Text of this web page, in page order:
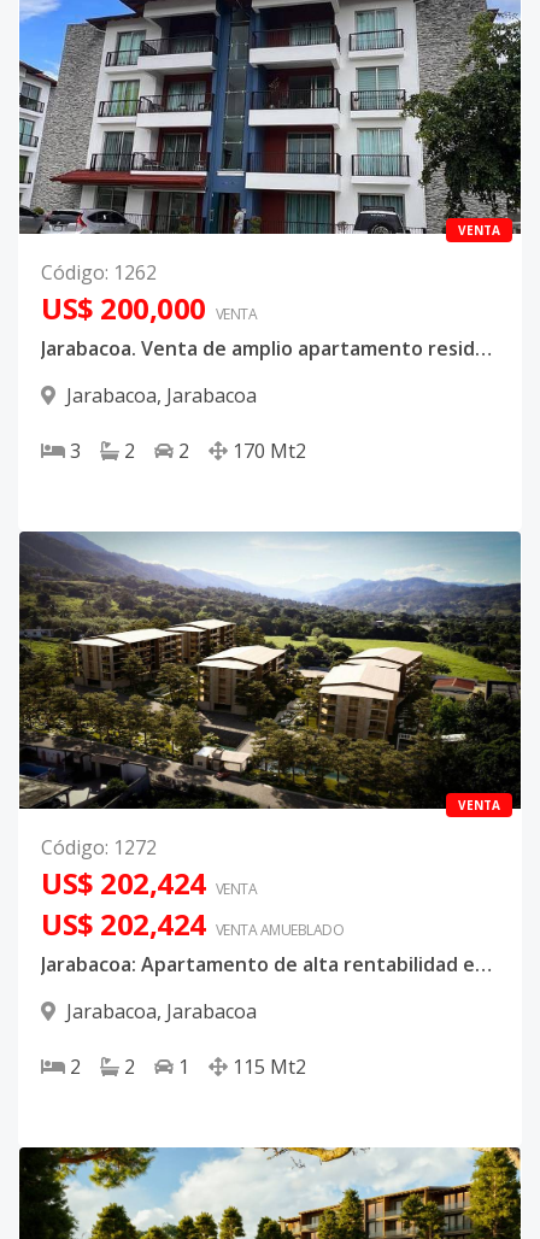
VENTA
Código: 1262
US$ 200,000 VENTA
Jarabacoa. Venta de amplio apartamento residencial Herencia Jarabacoa
Jarabacoa, Jarabacoa
3 2 2 170 Mt2
VENTA
Código: 1272
US$ 202,424 VENTA
US$ 202,424 VENTA AMUEBLADO
Jarabacoa: Apartamento de alta rentabilidad en un lujoso condohotel - Sonesta ES Suites Elements
Jarabacoa, Jarabacoa
2 2 1 115 Mt2